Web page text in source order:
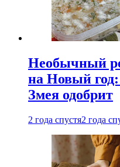
Необычный
на Новый
Змея одобрит
2 года спустя2 года